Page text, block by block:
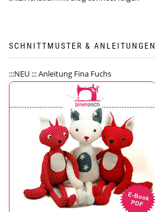
SCHNITTMUSTER & ANLEITUNGEN
:::NEU ::: Anleitung Fina Fuchs